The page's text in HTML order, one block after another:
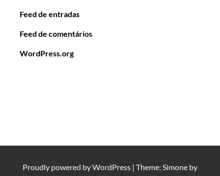
Feed de entradas
Feed de comentários
WordPress.org
Proudly powered byWordPress | Theme: Simone by